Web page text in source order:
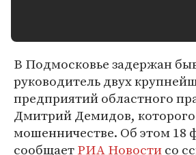
В Подмосковье задержан
руководитель двух
предприятий областного
Дмитрий Демидов,
мошенничестве. Об этом 18
сообщаетРИА Новостисо